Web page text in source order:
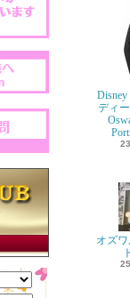
ディ
オズ